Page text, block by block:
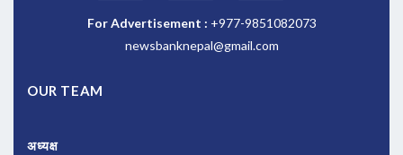
For Advertisement : +977-9851082073
newsbanknepal@gmail.com
OUR TEAM
अध्यक्ष